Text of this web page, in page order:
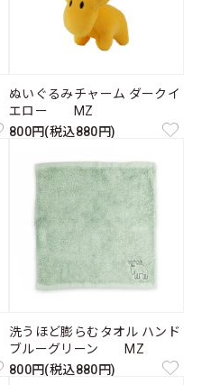
ぬいぐるみチャーム ダークイ
エロー MZ
800円(税込880円)
洗うほど膨らむタオル ハンド
ブルーグリーン MZ
800円(税込880円)